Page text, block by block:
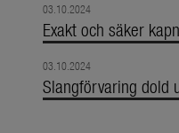
03.10.2024
Exakt och säker
03.10.2024
Slangförvaring dold